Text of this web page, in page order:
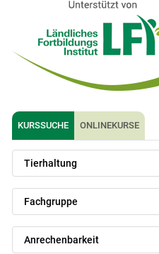
KURSSUCHE ONLINEKURSE
Tierhaltung
Fachgruppe
Anrechenbarkeit